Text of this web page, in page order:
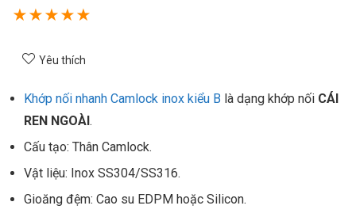
★★★★★
Yêu thích
Khớp nối nhanh Camlock inox kiểu B là dạng khớp nối CÁI
REN NGOÀI .
Cấu tạo: Thân Camlock.
Vật liệu: Inox SS304/SS316.
Gioăng đệm: Cao su EDPM hoặc Silicon.